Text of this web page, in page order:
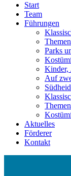
Start
Team
Führungen
Parks
Kinder,
Auf
Aktuelles
Förderer
Kontakt